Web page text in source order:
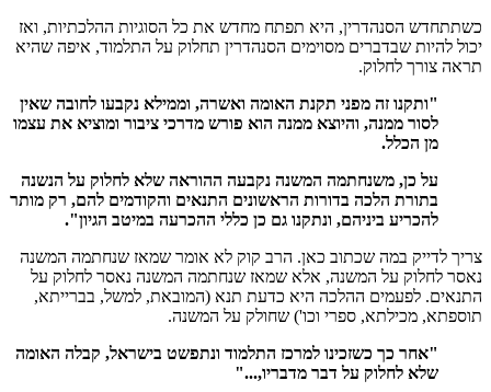
כשתתחדש הסנהדרין, היא תפתח מחדש את כל הסוגיות ההלכתיות, ואז
יכול להיות שבדברים מסוימים הסנהדרין תחלוק על התלמוד, איפה שהיא
תראה צורך לחלוק.
"ותקנו זה מפני תקנת האומה ואשרה, וממילא נקבעו לחובה שאין
לסור ממנה, והיוצא ממנה הוא פורש מדרכי ציבור ומוציא את עצמו
מן הכלל.
על כן, משנחתמה המשנה נקבעה ההוראה שלא לחלוק על הנשנה
בתורת הלכה בדורות הראשונים התנאים והקודמים להם, רק מותר
להכריע ביניהם, ונתקנו גם כן כללי ההכרעה במיטב הגיון".
צריך לדייק במה שכתוב כאן. הרב קוק לא אומר שמאז שנחתמה המשנה
נאסר לחלוק על המשנה, אלא שמאז שנחתמה המשנה נאסר לחלוק על
התנאים. לפעמים ההלכה היא כדעת תנא (המובאת, למשל, בברייתא,
תוספתא, מכילתא, ספרי וכו') שחולק על המשנה.
"אחר כך כשזכינו למרכז התלמוד ונתפשט בישראל, קבלה האומה
שלא לחלוק על דבר מדבריו,..."